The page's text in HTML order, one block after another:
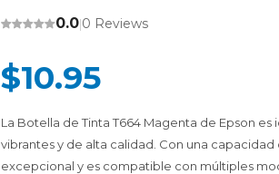
0.0|0 Reviews
$10.95
La Botella de Tinta T664 Magenta de Epson
vibrantes y de alta calidad. Con una
excepcional y es compatible con múltiples